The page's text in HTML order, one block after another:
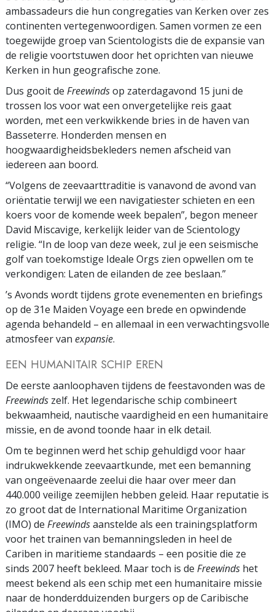
ambassadeurs die hun congregaties van Kerken over zes
continenten vertegenwoordigen. Samen vormen ze een
toegewijde groep van Scientologists die de expansie van
de religie voortstuwen door het oprichten van nieuwe
Kerken in hun geografische zone.
Dus gooit de Freewindsop zaterdagavond 15 juni de
trossen los voor wat een onvergetelijke reis gaat
worden, met een verkwikkende bries in de haven van
Basseterre. Honderden mensen en
hoogwaardigheidsbekleders nemen afscheid van
iedereen aan boord.
“Volgens de zeevaarttraditie is vanavond de avond van
oriëntatie terwijl we een navigatiester schieten en een
koers voor de komende week bepalen”, begon meneer
David Miscavige, kerkelijk leider van de Scientology
religie. “In de loop van deze week, zul je een seismische
golf van toekomstige Ideale Orgs zien opwellen om te
verkondigen: Laten de eilanden de zee beslaan.”
’s Avonds wordt tijdens grote evenementen en briefings
op de 31e Maiden Voyage een brede en opwindende
agenda behandeld – en allemaal in een verwachtingsvolle
atmosfeer van expansie.
EEN HUMANITAIR SCHIP EREN
De eerste aanloophaven tijdens de feestavonden was de
Freewinds zelf. Het legendarische schip combineert
bekwaamheid, nautische vaardigheid en een humanitaire
missie, en de avond toonde haar in elk detail.
Om te beginnen werd het schip gehuldigd voor haar
indrukwekkende zeevaartkunde, met een bemanning
van ongeëvenaarde zeelui die haar over meer dan
440.000 veilige zeemijlen hebben geleid. Haar reputatie is
zo groot dat de International Maritime Organization
(IMO) de Freewindsaanstelde als een trainingsplatform
voor het trainen van bemanningsleden in heel de
Cariben in maritieme standaards – een positie die ze
sinds 2007 heeft bekleed. Maar toch is de Freewinds het
meest bekend als een schip met een humanitaire missie
naar de honderdduizenden burgers op de Caribische